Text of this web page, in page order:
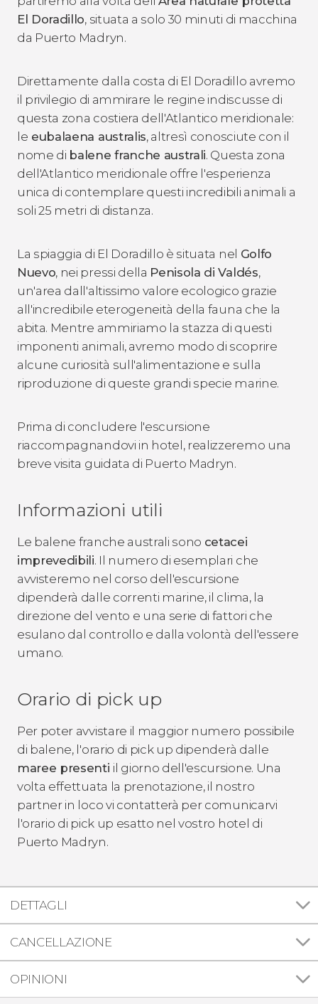
El Doradillo, situata a solo 30 minuti di macchina
da Puerto Madryn.
Direttamente dalla costa di El Doradillo avremo
il privilegio di ammirare le regine indiscusse di
questa zona costiera dell'Atlantico meridionale:
le eubalaena australis, altresì conosciute con il
nome di balene franche australi. Questa zona
dell'Atlantico meridionale offre l'esperienza
unica di contemplare questi incredibili animali a
soli 25 metri di distanza.
La spiaggia di El Doradillo è situata nel Golfo
Nuevo, nei pressi della Penisola di Valdés,
un'area dall'altissimo valore ecologico grazie
all'incredibile eterogeneità della fauna che la
abita. Mentre ammiriamo la stazza di questi
imponenti animali, avremo modo di scoprire
alcune curiosità sull'alimentazione e sulla
riproduzione di queste grandi specie marine.
Prima di concludere l'escursione
riaccompagnandovi in hotel, realizzeremo una
breve visita guidata di Puerto Madryn.
Informazioni utili
Le balene franche australi sono cetacei
imprevedibili. Il numero di esemplari che
avvisteremo nel corso dell'escursione
dipenderà dalle correnti marine, il clima, la
direzione del vento e una serie di fattori che
esulano dal controllo e dalla volontà dell'essere
umano.
Orario di pick up
Per poter avvistare il maggior numero possibile
di balene, l'orario di pick up dipenderà dalle
maree presenti il giorno dell'escursione. Una
volta effettuata la prenotazione, il nostro
partner in loco vi contatterà per comunicarvi
l'orario di pick up esatto nel vostro hotel di
Puerto Madryn.
DETTAGLI
CANCELLAZIONE
OPINIONI